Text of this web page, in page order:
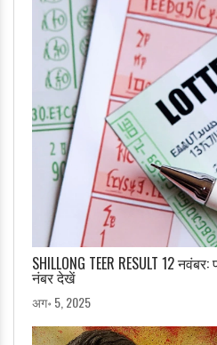
SHILLONG TEER RESULT 12
नंबर देखें
अग॰ 5, 2025